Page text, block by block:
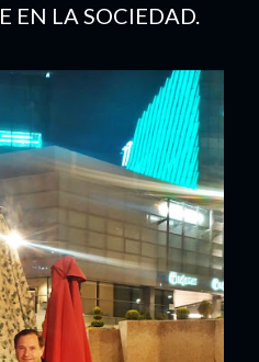
EN LA SOCIEDAD.